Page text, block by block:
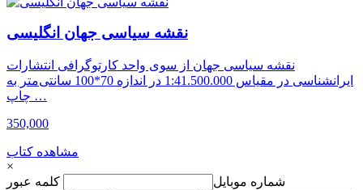
نقشه سیاسی جهان انگلیسی
نقشه سیاسی جهان از سوی واحد کارتوگرافی انتشارات
ایرانشناسی در مقیاس 1:41.500.000 در اندازه 70*100 سانتی‌متر به
چاپ …
350,000
مشاهده کتاب
×
شماره موبایل
کلمه عبور